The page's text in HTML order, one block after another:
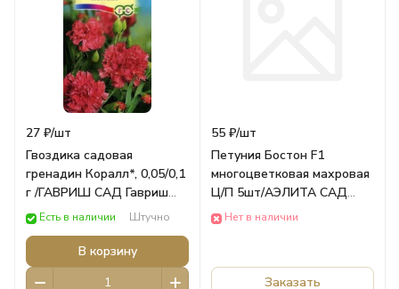
27 ₽/шт
Гвоздика садовая
гренадин Коралл*, 0,05/0,1
г /ГАВРИШ САД Гавриш
Цветы
Есть в наличии Штучно
В корзину
55 ₽/шт
Петуния Бостон F1
многоцветковая махровая
Ц/П 5шт/АЭЛИТА САД
Аэлита ЦВЕТЫ
Нет в наличии
Заказать